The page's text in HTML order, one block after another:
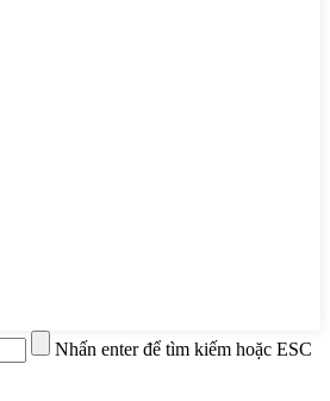
Nhấn enter để tìm kiếm hoặc ESC